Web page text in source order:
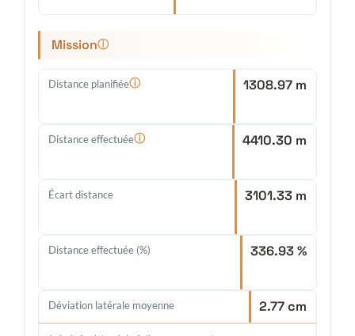
Missionⓘ
Distance planifiéeⓘ 1308.97 m
Distance effectuéeⓘ 4410.30 m
Écart distance 3101.33 m
Distance effectuée (%) 336.93 %
Déviation latérale moyenne 2.77 cm